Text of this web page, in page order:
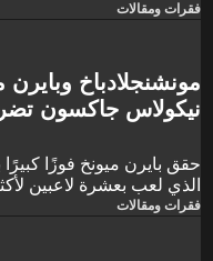
فقرات ومقالات
مونشنجلادباخ
نيكولاس جاكسون
السبت على ملعب "بوروسيا
فقرات ومقالات